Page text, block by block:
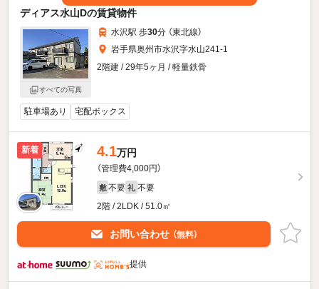
ディアス水山Dの賃貸物件
すべての写真
水沢駅 歩30分 （東北線）
岩手県奥州市水沢字水山241-1
2階建 / 29年5ヶ月 / 軽量鉄骨
駐車場あり 宅配ボックス
新着 4.1万円
（管理費4,000円）
敷 不要 礼 不要
2階 / 2LDK / 51.0㎡
お問い合わせ （無料）
提供